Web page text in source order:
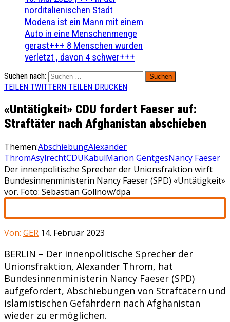
norditalienischen Stadt
Modena ist ein Mann mit einem
Auto in eine Menschenmenge
gerast+++ 8 Menschen wurden
verletzt , davon 4 schwer+++
Suchen nach:
TEILEN TWITTERN TEILEN DRUCKEN
«Untätigkeit» CDU fordert Faeser auf:
Straftäter nach Afghanistan abschieben
Themen:AbschiebungAlexander
ThromAsylrechtCDUKabulMarion GentgesNancy Faeser
Der innenpolitische Sprecher der Unionsfraktion wirft
Bundesinnenministerin Nancy Faeser (SPD) «Untätigkeit»
vor. Foto: Sebastian Gollnow/dpa
Von: GER 14. Februar 2023
BERLIN – Der innenpolitische Sprecher der
Unionsfraktion, Alexander Throm, hat
Bundesinnenministerin Nancy Faeser (SPD)
aufgefordert, Abschiebungen von Straftätern und
islamistischen Gefährdern nach Afghanistan
wieder zu ermöglichen.